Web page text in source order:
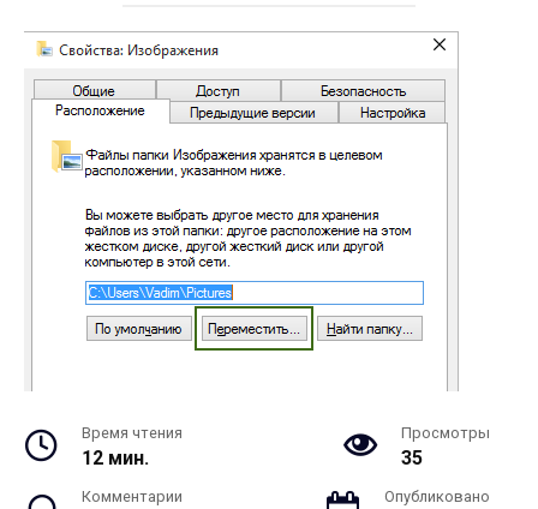
Время чтения
12 мин.
Просмотры
35
Комментарии Опубликовано